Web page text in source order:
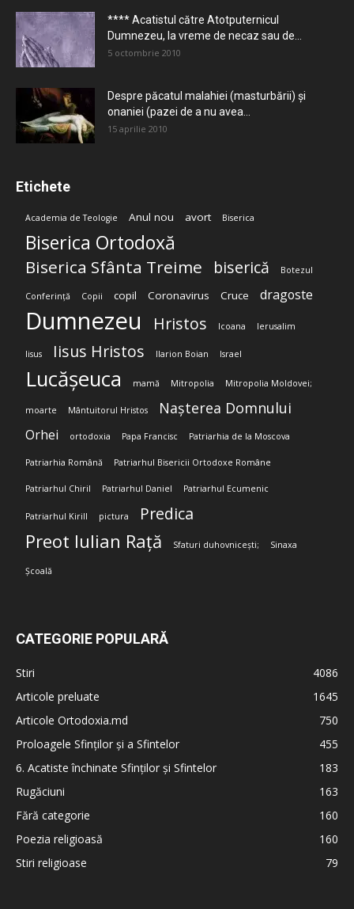
**** Acatistul către Atotputernicul
Dumnezeu, la vreme de necaz sau de...
5 octombrie 2010
Despre păcatul malahiei (masturbării) şi
onaniei (pazei de a nu avea...
15 aprilie 2010
Etichete
Academia de Teologie Anul nou avort Biserica
Biserica Ortodoxă
Biserica Sfânta Treime biserică Botezul
Conferință Copii copil Coronavirus Cruce dragoste
Dumnezeu Hristos Icoana Ierusalim
Iisus Iisus Hristos Ilarion Boian Israel
Lucășeuca mamă Mitropolia Mitropolia Moldovei;
moarte Mântuitorul Hristos Nașterea Domnului
Orhei ortodoxia Papa Francisc Patriarhia de la Moscova
Patriarhia Română Patriarhul Bisericii Ortodoxe Române
Patriarhul Chiril Patriarhul Daniel Patriarhul Ecumenic
Patriarhul Kirill pictura Predica
Preot Iulian Rață Sfaturi duhovnicești; Sinaxa
Școală
CATEGORIE POPULARĂ
Stiri
4086
Articole preluate
1645
Articole Ortodoxia.md
750
Proloagele Sfinților și a Sfintelor
455
6. Acatiste închinate Sfinților și Sfintelor
183
Rugăciuni
163
Fără categorie
160
Poezia religioasă
160
Stiri religioase
79